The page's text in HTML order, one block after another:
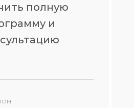
полную
и